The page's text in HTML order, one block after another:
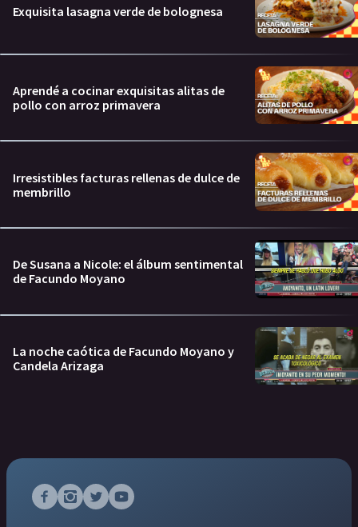
Exquisita lasagna verde de bolognesa
Aprendé a cocinar exquisitas alitas de
pollo con arroz primavera
Irresistibles facturas rellenas de dulce de
membrillo
De Susana a Nicole: el álbum sentimental
de Facundo Moyano
La noche caótica de Facundo Moyano y
Candela Arizaga